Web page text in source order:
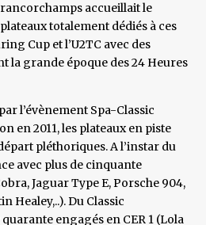
accueillait le
totalement dédiés à ces
Cup et l’U2TC avec des
la grande époque des 24 Heures
l’évènement Spa-Classic
en 2011, les plateaux en piste
pléthoriques. A l’instar du
avec plus de cinquante
Jaguar Type E, Porsche 904,
Healey,..). Du Classic
engagés en CER 1 (Lola